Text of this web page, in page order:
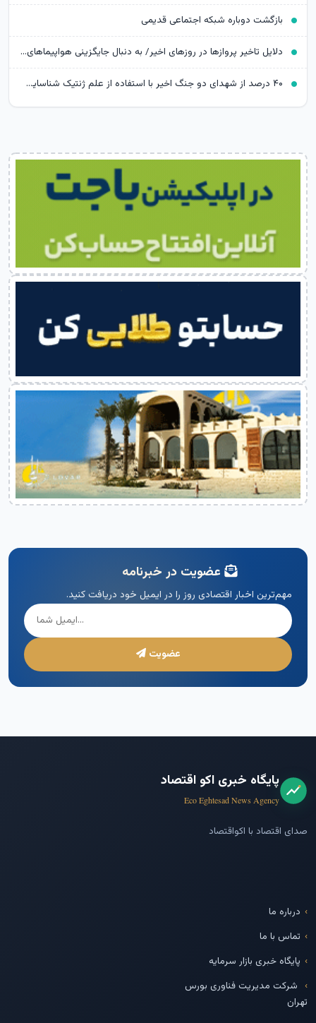
بازگشت دوباره شبکه اجتماعی قدیمی
دلایل تاخیر پروازها در روزهای اخیر/ به دنبال جایگزینی هواپیماهای نو هستیم
۴۰ درصد از شهدای دو جنگ اخیر با استفاده از علم ژنتیک شناسایی شدند/ ۳۵۱۹ شهید جنگ رمضان
عضویت در خبرنامه
مهم‌ترین اخبار اقتصادی روز را در ایمیل خود دریافت کنید.
عضویت
پایگاه خبری اکو اقتصاد
Eco Eghtesad News Agency
صدای اقتصاد با اکواقتصاد
درباره ما
تماس با ما
پایگاه خبری بازار سرمایه
شرکت مدیریت فناوری بورس
تهران